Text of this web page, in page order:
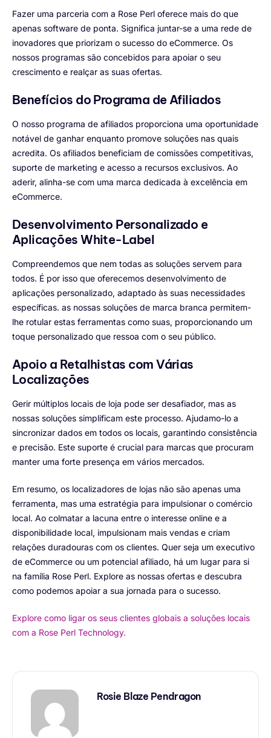
Fazer uma parceria com a Rose Perl oferece mais do que
apenas software de ponta. Significa juntar-se a uma rede de
inovadores que priorizam o sucesso do eCommerce. Os
nossos programas são concebidos para apoiar o seu
crescimento e realçar as suas ofertas.
Benefícios do Programa de Afiliados
O nosso programa de afiliados proporciona uma oportunidade
notável de ganhar enquanto promove soluções nas quais
acredita. Os afiliados beneficiam de comissões competitivas,
suporte de marketing e acesso a recursos exclusivos. Ao
aderir, alinha-se com uma marca dedicada à excelência em
eCommerce.
Desenvolvimento Personalizado e
Aplicações White-Label
Compreendemos que nem todas as soluções servem para
todos. É por isso que oferecemos desenvolvimento de
aplicações personalizado, adaptado às suas necessidades
específicas. as nossas soluções de marca branca permitem-
lhe rotular estas ferramentas como suas, proporcionando um
toque personalizado que ressoa com o seu público.
Apoio a Retalhistas com Várias
Localizações
Gerir múltiplos locais de loja pode ser desafiador, mas as
nossas soluções simplificam este processo. Ajudamo-lo a
sincronizar dados em todos os locais, garantindo consistência
e precisão. Este suporte é crucial para marcas que procuram
manter uma forte presença em vários mercados.
Em resumo, os localizadores de lojas não são apenas uma
ferramenta, mas uma estratégia para impulsionar o comércio
local. Ao colmatar a lacuna entre o interesse online e a
disponibilidade local, impulsionam mais vendas e criam
relações duradouras com os clientes. Quer seja um executivo
de eCommerce ou um potencial afiliado, há um lugar para si
na família Rose Perl. Explore as nossas ofertas e descubra
como podemos apoiar a sua jornada para o sucesso.
Explore como ligar os seus clientes globais a soluções locais
com a Rose Perl Technology.
Rosie Blaze Pendragon